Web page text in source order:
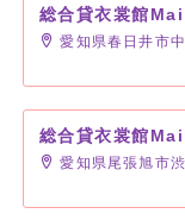
総合貸衣裳館
愛知県春日井市
総合貸衣裳館
愛知県尾張旭市